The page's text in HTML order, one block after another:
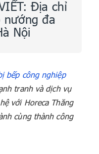
Địa chỉ
nướng đa
Nội
bếp công nghiệp
tranh và dịch vụ
với Horeca Thăng
cùng thành công